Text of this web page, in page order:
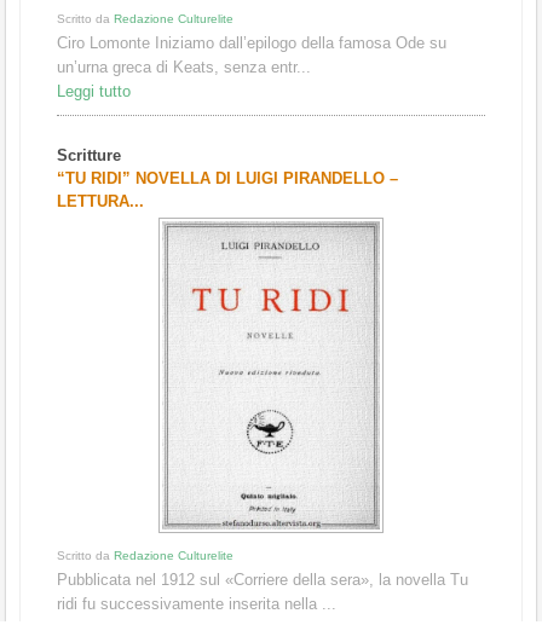
Scritto da Redazione Culturelite
Ciro Lomonte Iniziamo dall’epilogo della famosa Ode su
un’urna greca di Keats, senza entr...
Leggi tutto
Scritture
“TU RIDI” NOVELLA DI LUIGI PIRANDELLO –
LETTURA...
Scritto da Redazione Culturelite
Pubblicata nel 1912 sul «Corriere della sera», la novella Tu
ridi fu successivamente inserita nella ...